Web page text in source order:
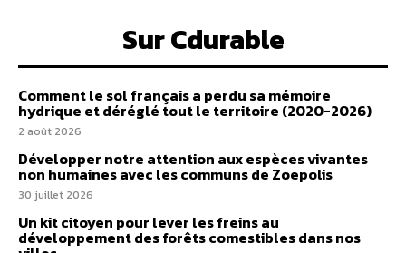
Sur Cdurable
Comment le sol français a perdu sa mémoire
hydrique et déréglé tout le territoire (2020-2026)
2 août 2026
Développer notre attention aux espèces vivantes
non humaines avec les communs de Zoepolis
30 juillet 2026
Un kit citoyen pour lever les freins au
développement des forêts comestibles dans nos